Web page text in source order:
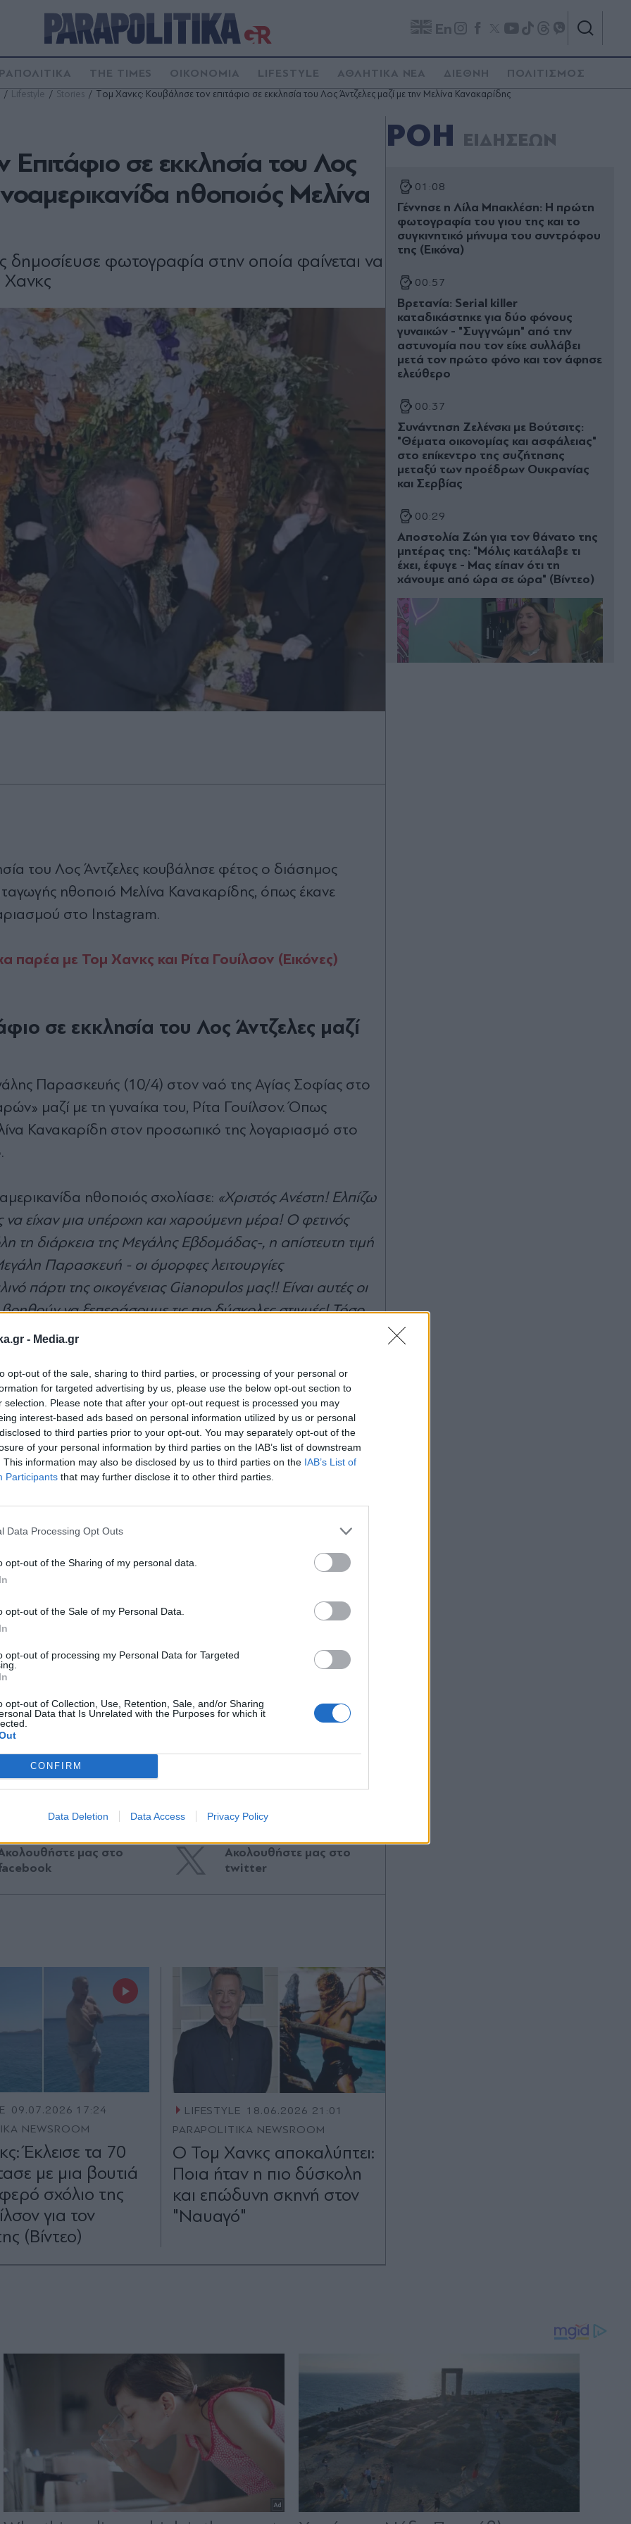
- Media.gr
opt-out of the sale, sharing to third parties, or processing of your personal or
for targeted advertising by us, please use the below opt-out section to
selection. Please note that after your opt-out request is processed you may
interest-based ads based on personal information utilized by us or personal
to third parties prior to your opt-out. You may separately opt-out of the
of your personal information by third parties on the IAB’s list of downstream
This information may also be disclosed by us to third parties on the IAB’s List of
Participants that may further disclose it to other third parties.
Data Processing Opt Outs
opt-out of the Sharing of my personal data.
opt-out of the Sale of my Personal Data.
opt-out of processing my Personal Data for Targeted
opt-out of Collection, Use, Retention, Sale, and/or Sharing
Data that Is Unrelated with the Purposes for which it
CONFIRM
Data Deletion Data Access Privacy Policy
En
THE TIMES ΟΙΚΟΝΟΜΙΑ LIFESTYLE ΑΘΛΗΤΙΚΑ ΝΕΑ ΔΙΕΘΝΗ ΠΟΛΙΤΙΣΜΟΣ
Lifestyle Stories Tομ Χανκς: Κουβάλησε τον επιτάφιο σε εκκλησία του Λος Άντζελες μαζί με την Μελίνα Κανακαρίδης
σε εκκλησία του Λος
ηθοποιός Μελίνα
φωτογραφία στην οποία φαίνεται να
Χανκς
του Λος Άντζελες κουβάλησε φέτος ο διάσημος
ηθοποιό Μελίνα Κανακαρίδης, όπως έκανε
στο Ιnstagram.
παρέα με Τομ Χανκς και Ρίτα Γουίλσον (Εικόνες)
σε εκκλησία του Λος Άντζελες μαζί
Παρασκευής (10/4) στον ναό της Αγίας Σοφίας στο
μαζί με τη γυναίκα του, Ρίτα Γουίλσον. Όπως
Κανακαρίδη στον προσωπικό της λογαριασμό στο
ηθοποιός σχολίασε: «Χριστός Ανέστη! Ελπίζω
είχαν μια υπέροχη και χαρούμενη μέρα! Ο φετινός
τη διάρκεια της Μεγάλης Εβδομάδας-, η απίστευτη τιμή
Παρασκευή - οι όμορφες λειτουργίες
πάρτι της οικογένειας Gianopulos μας!! Είναι αυτές οι
να ξεπεράσουμε τις πιο δύσκολες στιγμές! Τόσο
μας στο
Ακολουθήστε μας στο
twitter
09.07.2026 17:24
NEWSROOM
Έκλεισε τα 70
με μια βουτιά
σχόλιο της
για τον
(Βίντεο)
LIFESTYLE 18.06.2026 21:01
PARAPOLITIKA NEWSROOM
Ο Τομ Χανκς αποκαλύπτει:
Ποια ήταν η πιο δύσκολη
και επώδυνη σκηνή στον
"Ναυαγό"
ΡΟΗ ΕΙΔΗΣΕΩΝ
01:08
Γέννησε η Λίλα Μπακλέση: Η πρώτη
φωτογραφία του γιου της και το
συγκινητικό μήνυμα του συντρόφου
της (Εικόνα)
00:57
Βρετανία: Serial killer
καταδικάστηκε για δύο φόνους
γυναικών - "Συγγνώμη" από την
αστυνομία που τον είχε συλλάβει
μετά τον πρώτο φόνο και τον άφησε
ελεύθερο
00:37
Συνάντηση Ζελένσκι με Βούτσιτς:
"Θέματα οικονομίας και ασφάλειας"
στο επίκεντρο της συζήτησης
μεταξύ των προέδρων Ουκρανίας
και Σερβίας
00:29
Αποστολία Ζώη για τον θάνατο της
μητέρας της: "Μόλις κατάλαβε τι
έχει, έφυγε - Μας είπαν ότι τη
χάνουμε από ώρα σε ώρα" (Βίντεο)
newsletter
Αποδέχομαι τουςόρους χρήσης